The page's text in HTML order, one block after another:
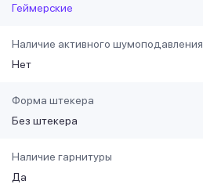
Геймерские
Наличие активного шумоподавления
Нет
Форма штекера
Без штекера
Наличие гарнитуры
Да